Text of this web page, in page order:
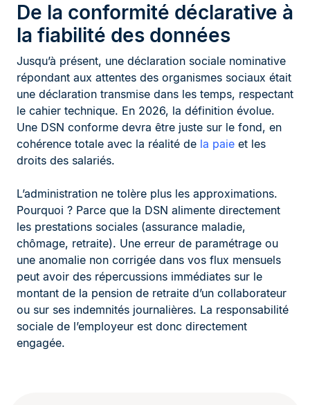
De la conformité déclarative à
la fiabilité des données
Jusqu’à présent, une déclaration sociale nominative
répondant aux attentes des organismes sociaux était
une déclaration transmise dans les temps, respectant
le cahier technique. En 2026, la définition évolue.
Une DSN conforme devra être juste sur le fond, en
cohérence totale avec la réalité de la paie et les
droits des salariés.
L’administration ne tolère plus les approximations.
Pourquoi ? Parce que la DSN alimente directement
les prestations sociales (assurance maladie,
chômage, retraite). Une erreur de paramétrage ou
une anomalie non corrigée dans vos flux mensuels
peut avoir des répercussions immédiates sur le
montant de la pension de retraite d’un collaborateur
ou sur ses indemnités journalières. La responsabilité
sociale de l’employeur est donc directement
engagée.